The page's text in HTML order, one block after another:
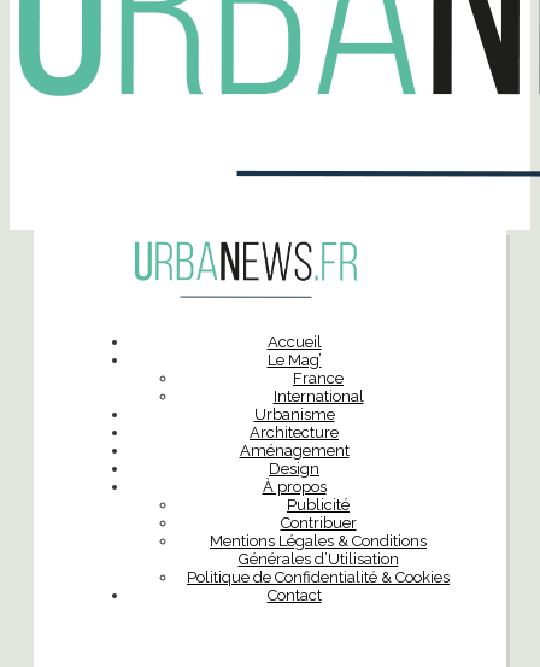
Accueil
Le Mag’
France
International
Urbanisme
Architecture
Aménagement
Design
À propos
Publicité
Contribuer
Mentions Légales & Conditions
Générales d’Utilisation
Politique de Confidentialité & Cookies
Contact